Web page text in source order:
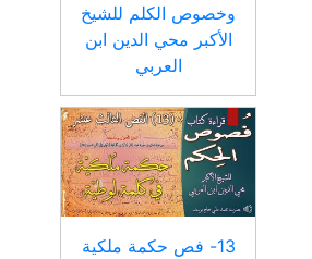
وخصوص الكلم للشيخ
الأكبر محي الدين ابن
العربي
13- فص حكمة ملكية